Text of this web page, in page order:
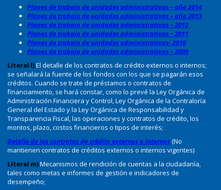
Planes de trabajo de unidades administrativas – año 2014
Planes de trabajo de unidades administrativas – año 2013
Planes de trabajo de unidades administrativas – 2012
Planes de trabajo de unidades administrativas – 2011
Planes de trabajo de unidades administrativas- 2010
Planes de trabajo de unidades administrativas – 2009
Literal l)El detalle de los contratos de crédito externos o internos;
se señalará la fuente de los fondos con los que se pagarán esos
créditos. Cuando se trate de préstamos o contratos de
financiamiento, se hará constar, como lo prevé la Ley Orgánica de
Administración Financiera y Control, Ley Orgánica de la Contraloría
General del Estado y la Ley Orgánica de Responsabilidad y
Transparencia Fiscal, las operaciones y contratos de crédito, los
montos, plazo, costos financieros o tipos de interés;
Detalle de los contratos de crédito externos o internos(No
mantienen contratos de créditos externos o internos vigentes)
Literal m)Mecanismos de rendición de cuentas a la ciudadanía,
tales como metas e informes de gestión e indicadores de
desempeño;